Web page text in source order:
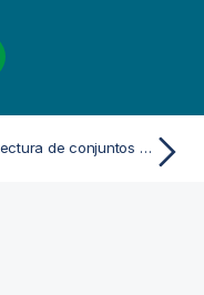
Arquitectura de conjuntos de datos en un almacén de datos en la nube